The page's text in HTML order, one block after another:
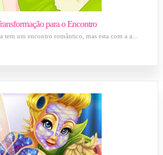
para o Encontro
tem um encontro romântico, mas esta com a a...